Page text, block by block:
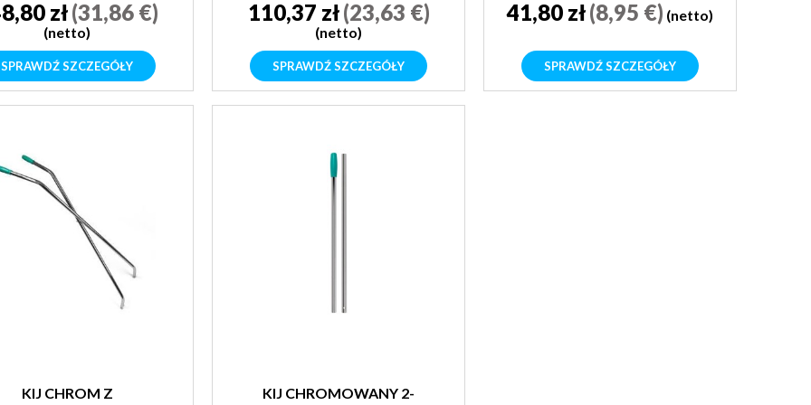
zł(31,86 €)
(netto)
SPRAWDŹ SZCZEGÓŁY
110,37 zł(23,63 €)
(netto)
SPRAWDŹ SZCZEGÓŁY
41,80 zł(8,95 €) (netto)
SPRAWDŹ SZCZEGÓŁY
KIJ CHROM Z
KIJ CHROMOWANY 2-